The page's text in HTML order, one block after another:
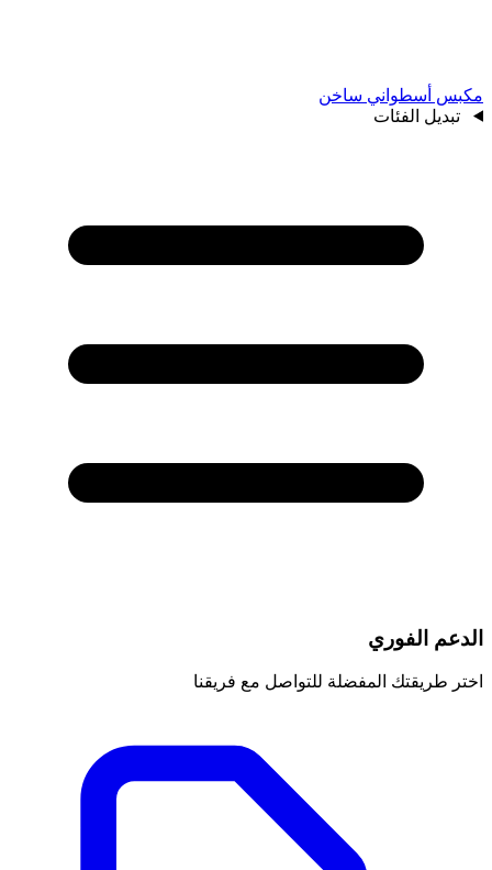
مكبس أسطواني ساخن
تبديل الفئات
الدعم الفوري
اختر طريقتك المفضلة للتواصل مع فريقنا